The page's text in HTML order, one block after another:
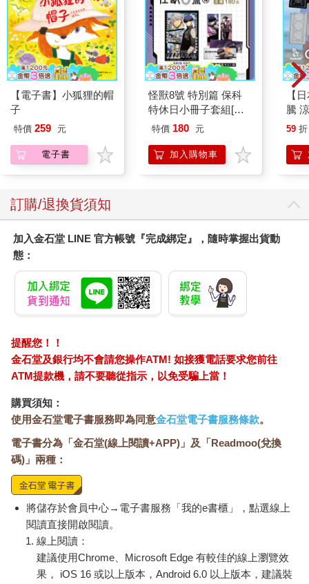
【電子書】小狐狸的帽
子
特價 259 元
電子書
怪獸8號 特別篇 保科
特休日小冊子套組[限
加購]
特價 180 元
加入購物車
【
騰
涼
毛巾
59 折
訂購/退換貨須知
加入金石堂 LINE 官方帳號『完成綁定』，隨時掌握出貨動
態：
提醒您！！
金石堂及銀行均不會請您操作ATM! 如接獲電話要求您前往
ATM提款機，請不要聽從指示，以免受騙上當！
購買須知：
使用金石堂電子書服務即為同意金石堂電子書服務條款。
電子書分為「金石堂(線上閱讀+APP)」及「Readmoo(兌換
碼)」兩種：
將儲存於會員中心→電子書服務「我的e書櫃」，點選線上
閱讀直接開啟閱讀。
線上閱讀：
建議使用Chrome、Microsoft Edge 有較佳的線上瀏覽效
果， iOS 16 或以上版本，Android 6.0 以上版本，建議裝